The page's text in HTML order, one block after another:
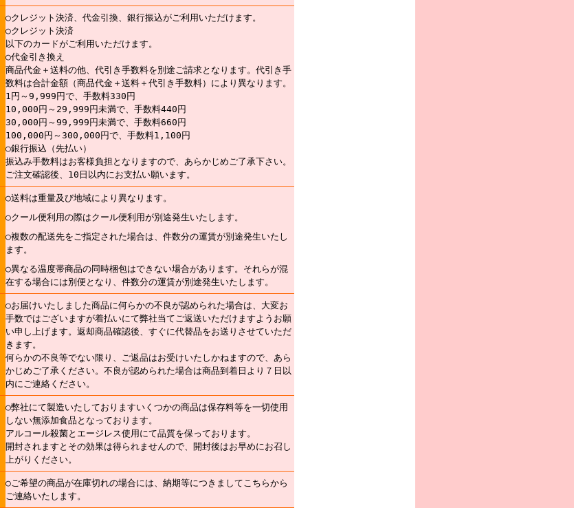
○クレジット決済、代金引換、銀行振込がご利用いただけます。
○クレジット決済
以下のカードがご利用いただけます。
○代金引き換え
商品代金＋送料の他、代引き手数料を別途ご請求となります。代引き手
数料は合計金額（商品代金＋送料＋代引き手数料）により異なります。
1円～9,999円で、手数料330円
10,000円～29,999円未満で、手数料440円
30,000円～99,999円未満で、手数料660円
100,000円～300,000円で、手数料1,100円
○銀行振込（先払い）
振込み手数料はお客様負担となりますので、あらかじめご了承下さい。
ご注文確認後、10日以内にお支払い願います。
○送料は重量及び地域により異なります。
○クール便利用の際はクール便利用が別途発生いたします。
○複数の配送先をご指定された場合は、件数分の運賃が別途発生いたし
ます。
○異なる温度帯商品の同時梱包はできない場合があります。それらが混
在する場合には別便となり、件数分の運賃が別途発生いたします。
○お届けいたしました商品に何らかの不良が認められた場合は、大変お
手数ではございますが着払いにて弊社当てご返送いただけますようお願
い申し上げます。返却商品確認後、すぐに代替品をお送りさせていただ
きます。
何らかの不良等でない限り、ご返品はお受けいたしかねますので、あら
かじめご了承ください。不良が認められた場合は商品到着日より７日以
内にご連絡ください。
○弊社にて製造いたしておりますいくつかの商品は保存料等を一切使用
しない無添加食品となっております。
アルコール殺菌とエージレス使用にて品質を保っております。
開封されますとその効果は得られませんので、開封後はお早めにお召し
上がりください。
○ご希望の商品が在庫切れの場合には、納期等につきましてこちらから
ご連絡いたします。